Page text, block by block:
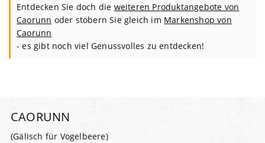
Entdecken Sie doch die weiteren Produktangebote von
Caorunn oder stöbern Sie gleich im Markenshop von
Caorunn
- es gibt noch viel Genussvolles zu entdecken!
CAORUNN
(Gälisch für Vogelbeere)